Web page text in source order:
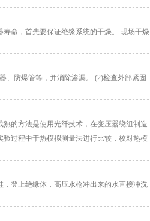
命，首先要保证绝缘系统的干燥。 现场干燥
、防爆管等，并消除渗漏。 (2)检查外部紧固
的方法是使用光纤技术，在变压器绕组制造
过程中于热模拟测量法进行比较，校对热模
登上绝缘体，高压水枪冲出来的水直接冲洗